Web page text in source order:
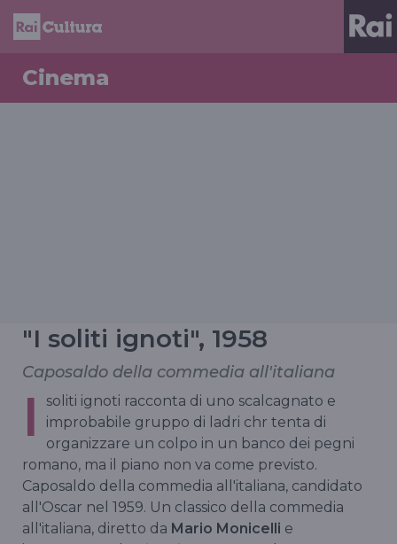
Cinema
"I soliti ignoti", 1958
Caposaldo della commedia all'italiana
I
soliti ignoti racconta di uno scalcagnato e
improbabile gruppo di ladri chr tenta di
organizzare un colpo in un banco dei pegni
romano, ma il piano non va come previsto.
Caposaldo della commedia all'italiana, candidato
all'Oscar nel 1959. Un classico della commedia
all'italiana, diretto da Mario Monicelli e